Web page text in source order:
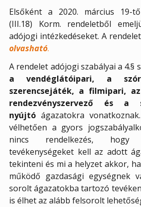
Elsőként a 2020. március 19-
(III.18) Korm. rendeletből
adójogi intézkedéseket. A
olvasható.
A rendelet adójogi szabályai a 4.§
a vendéglátóipari, a
szerencsejáték, a filmipari,
rendezvényszervező és a
nyújtó ágazatokra
vélhetően a gyors
nincs rendelkezés, hogy
tevékenységeket kell az adott
tekinteni és mi a helyzet akkor,
működő gazdasági egységnek
sorolt ágazatokba tartozó
is élhet az alább felsorolt